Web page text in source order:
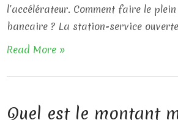
l’accélérateur. Comment faire le
bancaire ? La station-service
Read More »
Quel est le montant